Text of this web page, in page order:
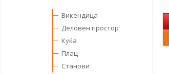
Викендица
Деловен простор
Куќа
Плац
Станови